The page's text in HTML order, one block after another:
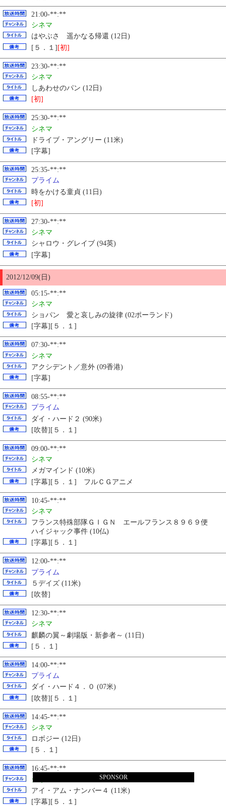
21:00-**:**
シネマ
はやぶさ 遥かなる帰還 (12日)
[５．１][初]
23:30-**:**
シネマ
しあわせのパン (12日)
[初]
25:30-**:**
シネマ
ドライブ・アングリー (11米)
[字幕]
25:35-**:**
プライム
時をかける童貞 (11日)
[初]
27:30-**:**
シネマ
シャロウ・グレイブ (94英)
[字幕]
2012/12/09(日)
05:15-**:**
シネマ
ショパン 愛と哀しみの旋律 (02ポーランド)
[字幕][５．１]
07:30-**:**
シネマ
アクシデント／意外 (09香港)
[字幕]
08:55-**:**
プライム
ダイ・ハード２ (90米)
[吹替][５．１]
09:00-**:**
シネマ
メガマインド (10米)
[字幕][５．１] フルＣＧアニメ
10:45-**:**
シネマ
フランス特殊部隊ＧＩＧＮ エールフランス８９６９便
ハイジャック事件 (10仏)
[字幕][５．１]
12:00-**:**
プライム
５デイズ (11米)
[吹替]
12:30-**:**
シネマ
麒麟の翼～劇場版・新参者～ (11日)
[５．１]
14:00-**:**
プライム
ダイ・ハード４．０ (07米)
[吹替][５．１]
14:45-**:**
シネマ
ロボジー (12日)
[５．１]
16:45-**:**
シネマ
アイ・アム・ナンバー４ (11米)
[字幕][５．１]
SPONSOR